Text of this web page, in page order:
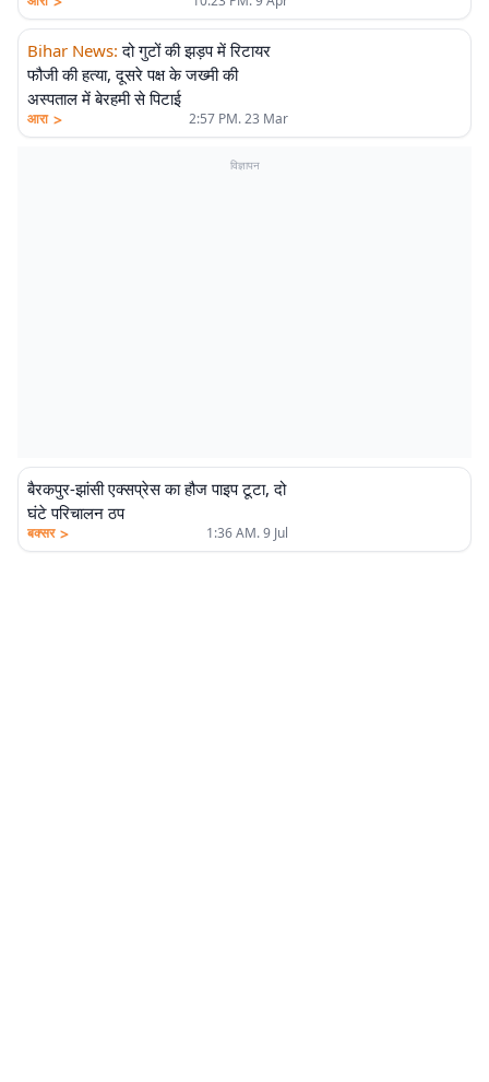
Bihar News: दो गुटों की झड़प में रिटायर
फौजी की हत्या, दूसरे पक्ष के जख्मी की
अस्पताल में बेरहमी से पिटाई
आरा > 2:57 PM. 23 Mar
विज्ञापन
बैरकपुर-झांसी एक्सप्रेस का हौज पाइप टूटा, दो
घंटे परिचालन ठप
बक्सर > 1:36 AM. 9 Jul